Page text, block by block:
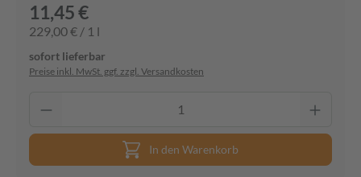
11,45 €
229,00 € / 1 l
sofort lieferbar
Preise inkl. MwSt. ggf. zzgl. Versandkosten
In den Warenkorb